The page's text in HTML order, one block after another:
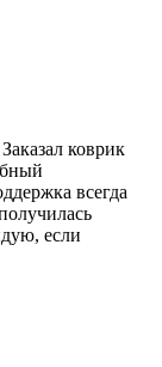
коврик
всегда
если